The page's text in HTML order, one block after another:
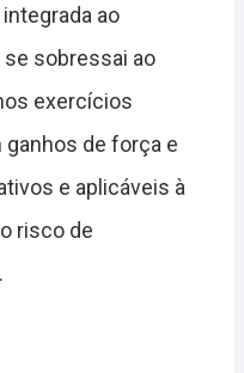
ao
sobressai ao
exercícios
de força e
e aplicáveis à
risco de